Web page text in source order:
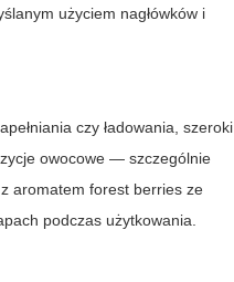
użyciem nagłówków i
czy ładowania, szeroki
owocowe — szczególnie
z aromatemforest berries ze
podczas użytkowania.